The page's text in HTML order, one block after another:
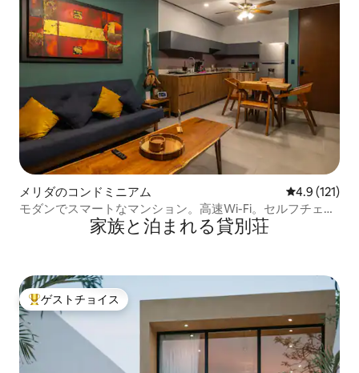
メリダのコンドミニアム レビュー121
4.9 (121)
モダンでスマートなマンション。高速Wi-Fi。セルフチェッ
家族と泊まれる貸別荘
大好評のゲストチョイスです。
ゲストチョイス